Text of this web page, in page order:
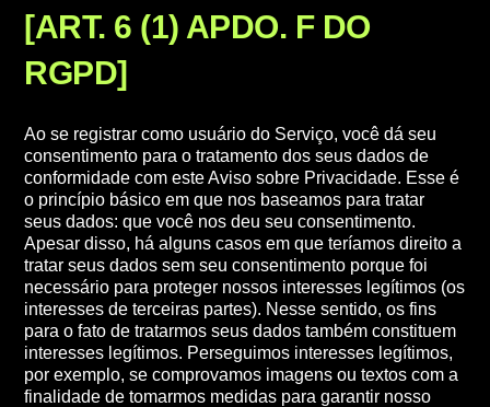
[ART. 6 (1) APDO. F DO
RGPD]
Ao se registrar como usuário do Serviço, você dá seu
consentimento para o tratamento dos seus dados de
conformidade com este Aviso sobre Privacidade. Esse é
o princípio básico em que nos baseamos para tratar
seus dados: que você nos deu seu consentimento.
Apesar disso, há alguns casos em que teríamos direito a
tratar seus dados sem seu consentimento porque foi
necessário para proteger nossos interesses legítimos (os
interesses de terceiras partes). Nesse sentido, os fins
para o fato de tratarmos seus dados também constituem
interesses legítimos. Perseguimos interesses legítimos,
por exemplo, se comprovamos imagens ou textos com a
finalidade de tomarmos medidas para garantir nosso